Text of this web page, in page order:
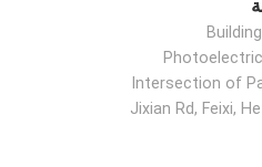
Intersection of
Jixian Rd, Feixi,